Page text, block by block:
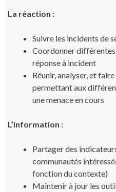
La réaction :
Suivre les incidents de
Coordonner différentes
réponse à incident
Réunir, analyser, et
permettant aux
une menace en cours
L’information :
Partager des
communautés
fonction du contexte)
Maintenir à jour les